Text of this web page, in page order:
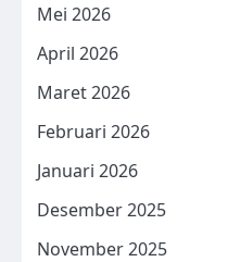
Mei 2026
April 2026
Maret 2026
Februari 2026
Januari 2026
Desember 2025
November 2025